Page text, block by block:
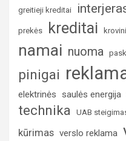
greitieji kreditai
prekės kreditai
namai nuoma
pinigai
elektrinės
saulės energija
technika UAB
kūrimas verslo reklama